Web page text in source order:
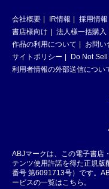
会社概要 IR情報 採用情報
書店様向け
法人様一括購入
作品の利用について
お問い
サイトポリシー
Do Not
利用者情報の外部送信につい
ABJマークは、この電子書店
テンツ使用許諾を得た正規版
番号 第6091713号）です。
ービスの一覧はこちら。